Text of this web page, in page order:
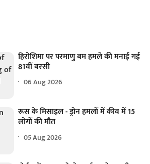
हिरोशिमा पर परमाणु बम हमले की मनाई गई
81वीं बरसी
06 Aug 2026
रूस के मिसाइल - ड्रोन हमलों में कीव में 15
लोगों की मौत
05 Aug 2026